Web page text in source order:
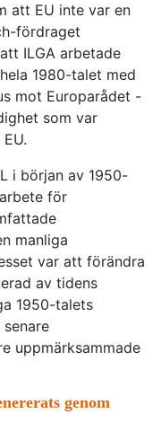
att EU inte var en
fördraget
ILGA arbetade
1980-talet med
mot Europarådet -
som var
i början av 1950-
för
manliga
var att förändra
av tidens
1950-talets
uppmärksammade
genom